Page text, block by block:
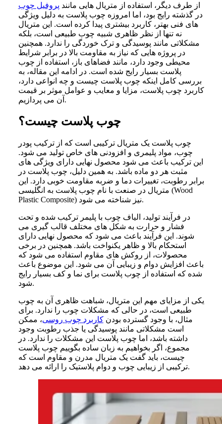
از طرف دیگر، استفاده از متریال هایی مانند پروفیل چوب
در گذشته رایج بود، اما امروزه چوب پلاست به دلیل ویژگی
های فنی بهتر، کاربرد بیشتری پیدا کرده است. این متریال
نه تنها از نظر ظاهری شبیه چوب طبیعی است، بلکه
مشکلاتی مانند پوسیدگی و ترک خوردگی را ندارد. همچنین
در پروژه هایی که نیاز به مقاومت بالا در برابر شرایط
محیطی وجود دارد، مانند فضاهای باز، استفاده از چوب
پلاست بسیار رایج شده است. در ادامه این مقاله، به
بررسی کامل اینکه چوب پلاست چیست و چه انواعی دارد،
کاربرد چوب پلاست، مزایا و معایب و عوامل موثر بر قیمت
آن می پردازیم.
چوب پلاست چیست؟
چوب پلاست یک متریال ترکیبی است که از ترکیب پودر
چوب، مواد پلیمری و افزودنی های خاص تولید می شود.
این ترکیب باعث می شود محصول نهایی دارای ویژگی های
مثبت هر دو ماده باشد. به همین دلیل، چوب پلاست در
برابر رطوبت، تغییرات دما و ضربه مقاومت خوبی دارد. این
متریال در صنعت با نام چوب پلاست به انگلیسی (Wood
Plastic Composite) نیز شناخته می شود.
در فرآیند تولید، الیاف چوب با پلیمر ترکیب شده و تحت
فشار و حرارت به شکل های مختلف قالب گیری می
شوند. این فرآیند باعث می شود که محصول نهایی دارای
استحکام بالا و ظاهر یکنواخت باشد. همچنین در برخی
محصولات، از روکش های مقاوم استفاده می شود که
باعث افزایش دوام و زیبایی آن می شود. این موضوع باعث
شده که استفاده از چوب پلاست برای نما و کف بسیار رایج
شود.
یکی از مزایای مهم این متریال، شباهت ظاهری آن به چوب
طبیعی است، در حالی که مشکلات چوب را ندارد. برای
مثال، با وجود گسترده بودنکاربرد چوب روسی، ممکن
است مشکلاتی مانند پوسیدگی یا جذب رطوبت وجود
داشته باشد، اما چوب پلاست این مشکلات را ندارد. در
مجموع، اگر بخواهیم به زبان ساده بگوییم چوب پلاست
چیست، باید گفت یک متریال مدرن و مقاوم است که
ترکیبی از زیبایی چوب و دوام پلاستیک را ارائه می دهد.